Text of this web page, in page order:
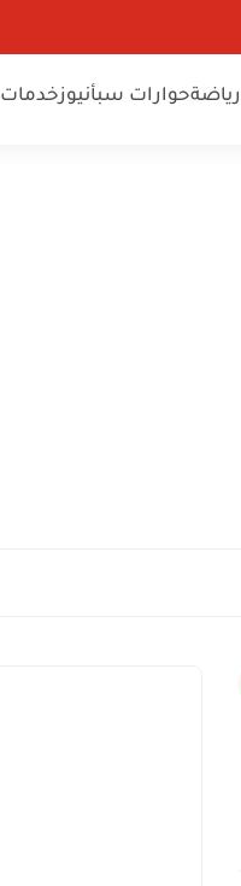
رياضةحوارات سبأنيوزخدمات